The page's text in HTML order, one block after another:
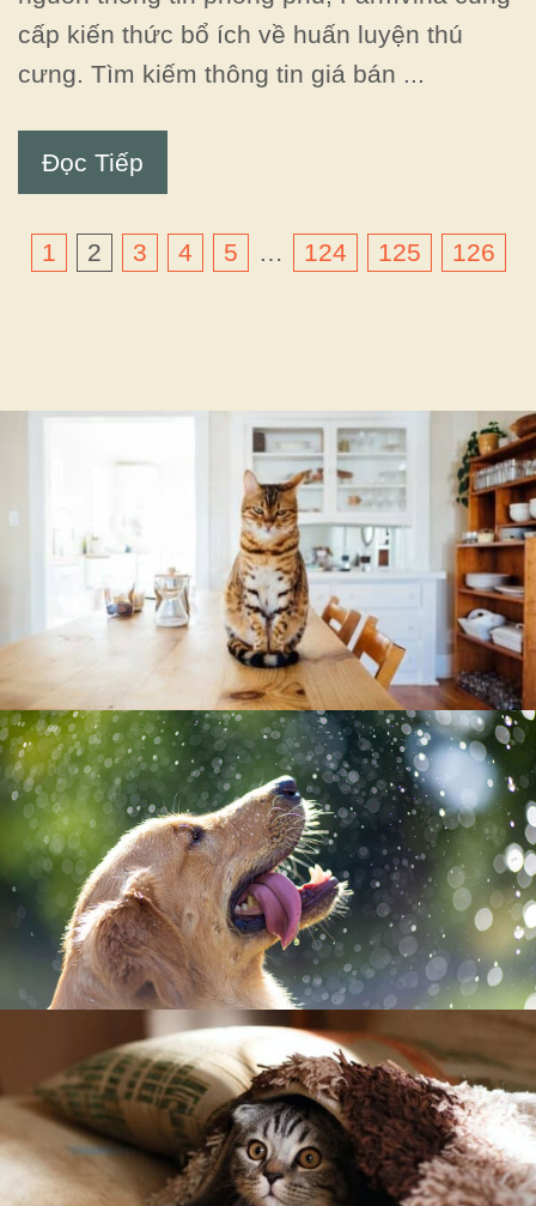
cấp kiến thức bổ ích về huấn luyện thú
cưng. Tìm kiếm thông tin giá bán ...
Đọc Tiếp
1 2 3 4 5 124 125 126